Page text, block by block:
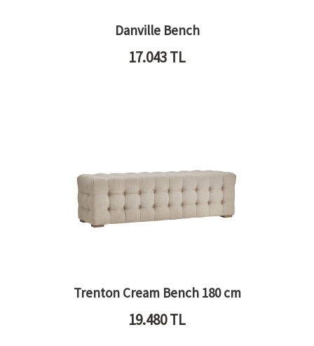
Danville Bench
17.043TL
Trenton Cream Bench 180 cm
19.480TL